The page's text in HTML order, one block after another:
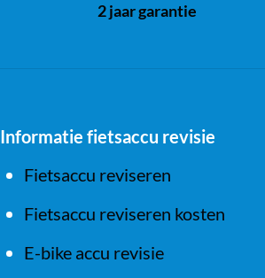
2 jaar garantie
Informatie fietsaccu revisie
Fietsaccu reviseren
Fietsaccu reviseren kosten
E-bike accu revisie